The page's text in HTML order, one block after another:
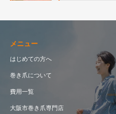
メニュー
はじめての方へ
巻き爪について
費用一覧
大阪市巻き爪専門店